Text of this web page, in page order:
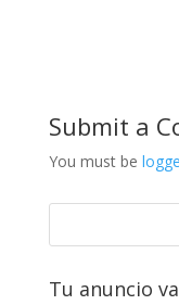
Submit a
You must be
Tu anuncio